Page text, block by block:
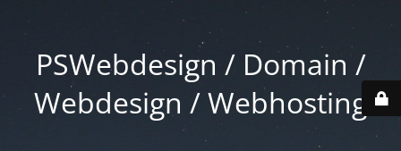
PSWebdesign / Domain /
Webdesign / Webhosting